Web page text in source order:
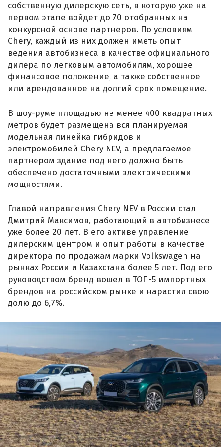
собственную дилерскую сеть, в которую уже на
первом этапе войдет до 70 отобранных на
конкурсной основе партнеров. По условиям
Chery, каждый из них должен иметь опыт
ведения автобизнеса в качестве официального
дилера по легковым автомобилям, хорошее
финансовое положение, а также собственное
или арендованное на долгий срок помещение.
В шоу-руме площадью не менее 400 квадратных
метров будет размещена вся планируемая
модельная линейка гибридов и
электромобилей Chery NEV, а предлагаемое
партнером здание под него должно быть
обеспечено достаточными электрическими
мощностями.
Главой направления Chery NEV в России стал
Дмитрий Максимов, работающий в автобизнесе
уже более 20 лет. В его активе управление
дилерским центром и опыт работы в качестве
директора по продажам марки Volkswagen на
рынках России и Казахстана более 5 лет. Под его
руководством бренд вошел в ТОП-5 импортных
брендов на российском рынке и нарастил свою
долю до 6,7%.